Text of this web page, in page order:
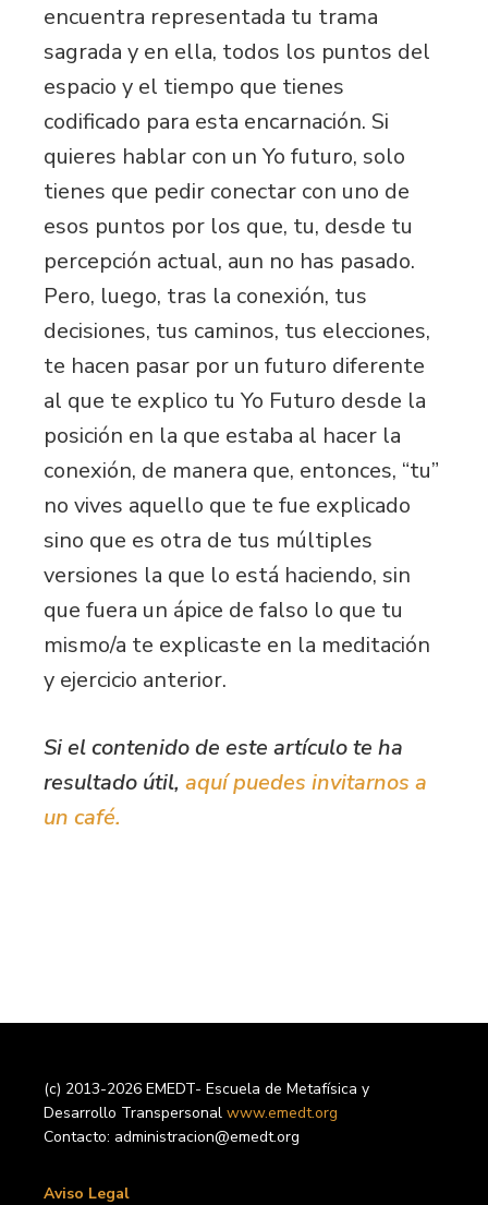
encuentra representada tu trama
sagrada y en ella, todos los puntos del
espacio y el tiempo que tienes
codificado para esta encarnación. Si
quieres hablar con un Yo futuro, solo
tienes que pedir conectar con uno de
esos puntos por los que, tu, desde tu
percepción actual, aun no has pasado.
Pero, luego, tras la conexión, tus
decisiones, tus caminos, tus elecciones,
te hacen pasar por un futuro diferente
al que te explico tu Yo Futuro desde la
posición en la que estaba al hacer la
conexión, de manera que, entonces, “tu”
no vives aquello que te fue explicado
sino que es otra de tus múltiples
versiones la que lo está haciendo, sin
que fuera un ápice de falso lo que tu
mismo/a te explicaste en la meditación
y ejercicio anterior.
Si el contenido de este artículo te ha
resultado útil, aquí puedes invitarnos a
un café.
(c) 2013-2026 EMEDT- Escuela de Metafísica y
Desarrollo Transpersonal www.emedt.org
Contacto: administracion@emedt.org
Aviso Legal